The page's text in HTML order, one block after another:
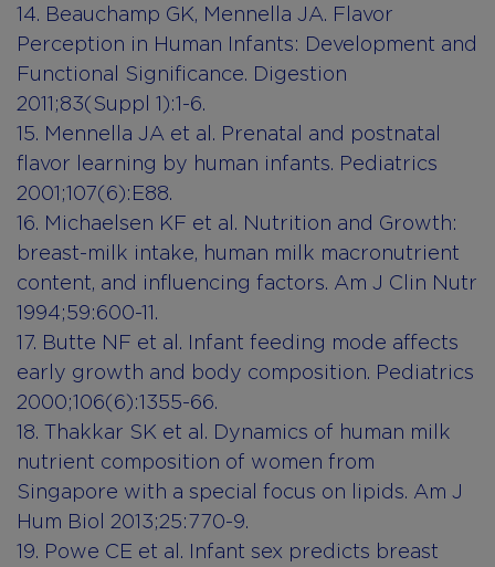
14. Beauchamp GK, Mennella JA. Flavor
Perception in Human Infants: Development and
Functional Significance. Digestion
2011;83(Suppl 1):1-6.
15. Mennella JA et al. Prenatal and postnatal
flavor learning by human infants. Pediatrics
2001;107(6):E88.
16. Michaelsen KF et al. Nutrition and Growth:
breast-milk intake, human milk macronutrient
content, and influencing factors. Am J Clin Nutr
1994;59:600-11.
17. Butte NF et al. Infant feeding mode affects
early growth and body composition. Pediatrics
2000;106(6):1355-66.
18. Thakkar SK et al. Dynamics of human milk
nutrient composition of women from
Singapore with a special focus on lipids. Am J
Hum Biol 2013;25:770-9.
19. Powe CE et al. Infant sex predicts breast